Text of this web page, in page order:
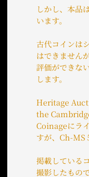
しかし、本品
います。
古代コインは
はできません
評価ができな
します。
Heritage
the
Coinageにラ
すが、Ch-MS
掲載している
撮影したもの